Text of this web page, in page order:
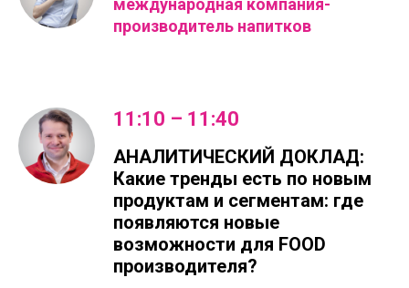
международная компания-
производитель напитков
11:10 – 11:40
АНАЛИТИЧЕСКИЙ ДОКЛАД:
Какие тренды есть по новым
продуктам и сегментам: где
появляются новые
возможности для FOOD
производителя?